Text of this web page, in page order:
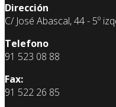
Dirección
C/ José Abascal, 44 - 5º
Telefono
91 523 08 88
Fax:
91 522 26 85